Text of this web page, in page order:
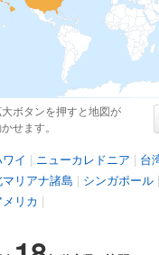
ボタンを押すと地図が
せます。
イ | ニューカレドニア | 台
リアナ諸島 | シンガポール |
メリカ |